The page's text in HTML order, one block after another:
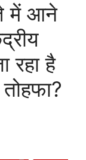
में आने
रहा है